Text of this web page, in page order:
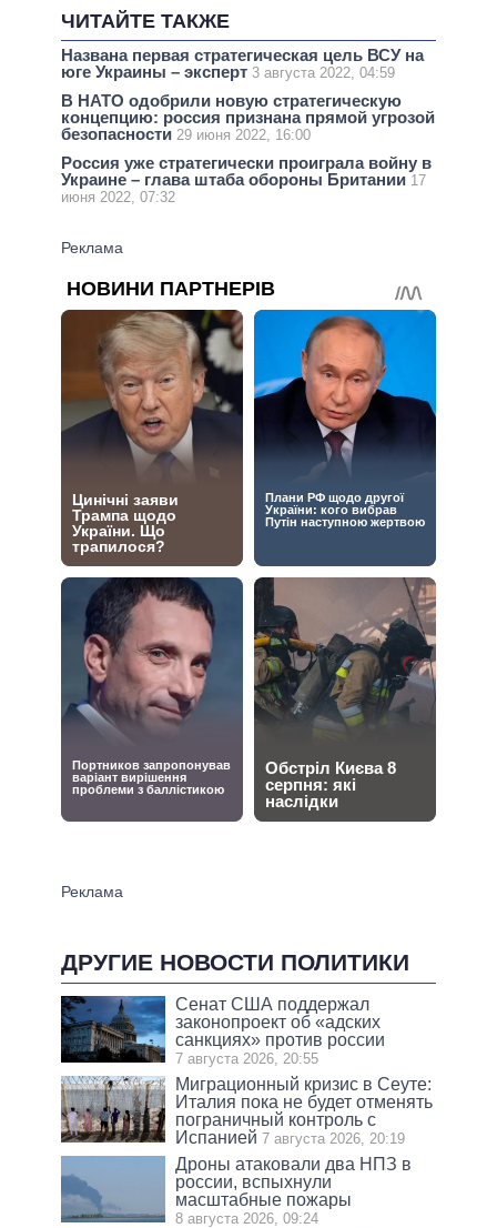
ЧИТАЙТЕ ТАКЖЕ
Названа первая стратегическая цель ВСУ на
юге Украины – эксперт 3 августа 2022, 04:59
В НАТО одобрили новую стратегическую
концепцию: россия признана прямой угрозой
безопасности 29 июня 2022, 16:00
Россия уже стратегически проиграла войну в
Украине – глава штаба обороны Британии 17
июня 2022, 07:32
ДРУГИЕ НОВОСТИ ПОЛИТИКИ
Сенат США поддержал
законопроект об «адских
санкциях» против россии
7 августа 2026, 20:55
Миграционный кризис в Сеуте:
Италия пока не будет отменять
пограничный контроль с
Испанией 7 августа 2026, 20:19
Дроны атаковали два НПЗ в
россии, вспыхнули
масштабные пожары
8 августа 2026, 09:24